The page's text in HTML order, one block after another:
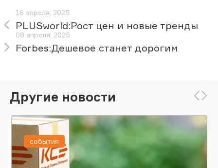
16 апреля, 2025
PLUSworld:Рост цен и новые тренды
08 апреля, 2025
Forbes:Дешевое станет дорогим
Другие новости
события